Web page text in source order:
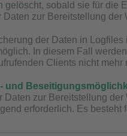
gelöscht, sobald sie für die
Daten zur Bereitstellung
der Daten in
In diesem Fall
Clients nicht mehr
und
Daten zur Bereitstellung
erforderlich. Es